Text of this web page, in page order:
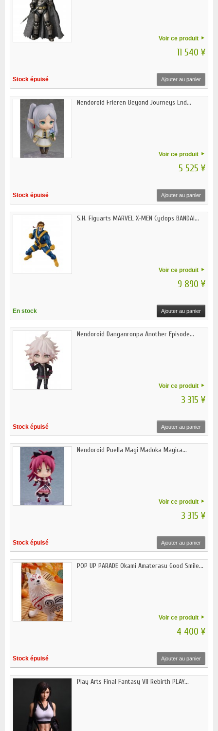
Voir ce produit
11 540 ¥
Stock épuisé Ajouter au panier
Nendoroid Frieren Beyond Journeys End...
Voir ce produit
5 525 ¥
Stock épuisé Ajouter au panier
S.H. Figuarts MARVEL X-MEN Cyclops BANDAI...
Voir ce produit
9 890 ¥
En stock Ajouter au panier
Nendoroid Danganronpa Another Episode...
Voir ce produit
3 315 ¥
Stock épuisé Ajouter au panier
Nendoroid Puella Magi Madoka Magica...
Voir ce produit
3 315 ¥
Stock épuisé Ajouter au panier
POP UP PARADE Okami Amaterasu Good Smile...
Voir ce produit
4 400 ¥
Stock épuisé Ajouter au panier
Play Arts Final Fantasy VII Rebirth PLAY...